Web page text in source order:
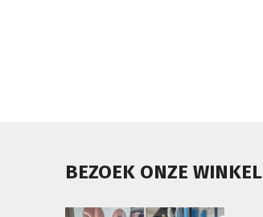
BEZOEK ONZE WINKEL